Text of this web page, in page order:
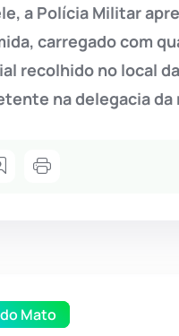
a Polícia Militar
carregado com
recolhido no local
na delegacia da
Mato